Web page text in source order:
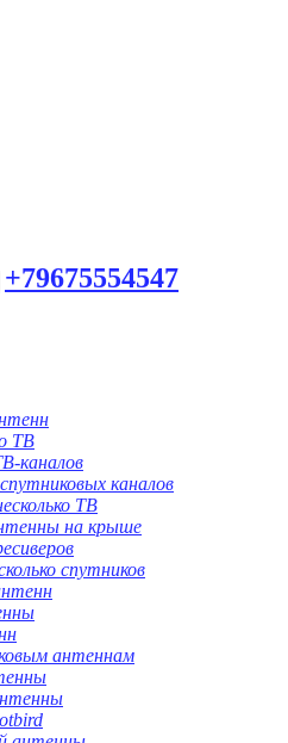
+79675554547
ТВ
каналов
каналов
ТВ
на крыше
спутников
антеннам